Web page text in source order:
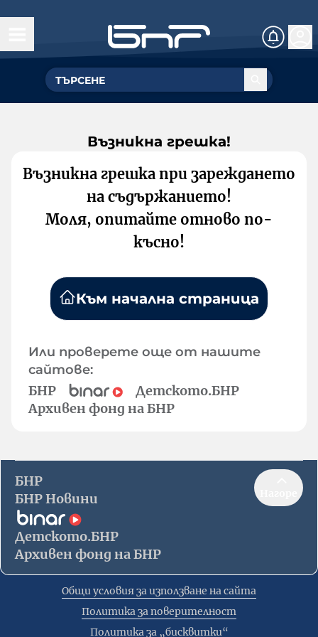
Възникна грешка!
Възникна грешка при зареждането
на съдържанието!
Моля, опитайте отново по-
късно!
Към начална страница
Или проверете още от нашите
сайтове:
БНР
Детското.БНР
Архивен фонд на БНР
БНР
БНР Новини
Детското.БНР
Архивен фонд на БНР
Общи условия за използване на сайта
Политика за поверителност
Политика за „бисквитки“